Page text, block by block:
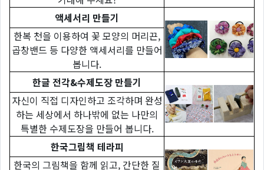
액세서리 만들기
한복 천을 이용하여 꽃 모양의 머리끈,
곱창밴드 등 다양한 액세서리를 만들어
봅니다.
한글 전각&수제도장 만들기
자신이 직접 디자인하고 조각하며 완성
하는 세상에서 하나밖에 없는 나만의
특별한 수제도장을 만들어 봅니다.
한국그림책 테라피
한국의 그림책을 함께 읽고, 간단한 질